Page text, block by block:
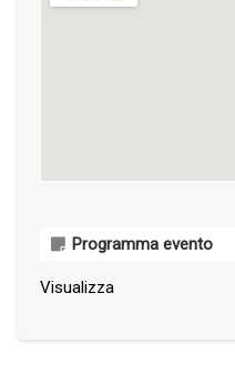
Programma evento
Visualizza